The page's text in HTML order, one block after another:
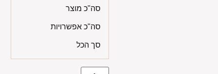
סה"כ מוצר
סה"כ אפשרויות
סך הכל